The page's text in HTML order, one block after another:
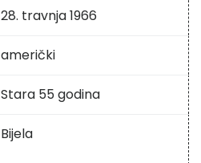
28. travnja 1966
američki
Stara 55 godina
Bijela